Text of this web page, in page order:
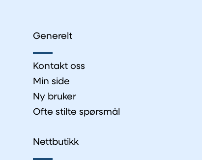
Generelt
Kontakt oss
Min side
Ny bruker
Ofte stilte spørsmål
Nettbutikk